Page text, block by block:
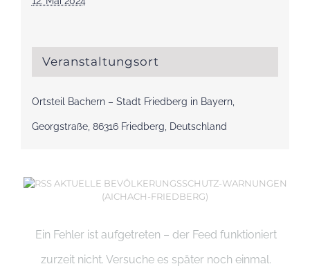
Veranstaltungsort
Ortsteil Bachern – Stadt Friedberg in Bayern,
Georgstraße, 86316 Friedberg, Deutschland
AKTUELLE BEVÖLKERUNGSSCHUTZ-WARNUNGEN
(AICHACH-FRIEDBERG)
Ein Fehler ist aufgetreten – der Feed funktioniert
zurzeit nicht. Versuche es später noch einmal.